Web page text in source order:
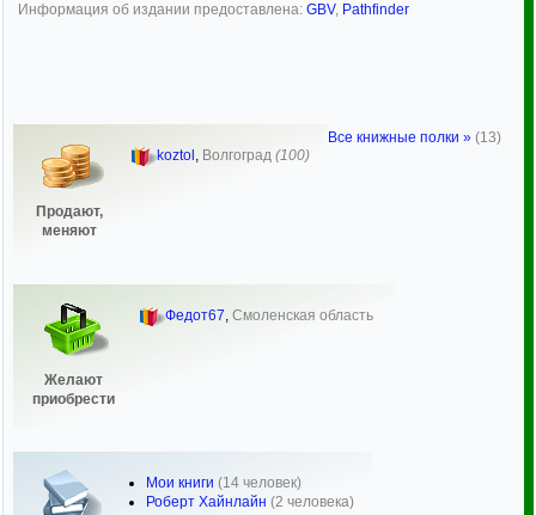
Информация об издании предоставлена: GBV, Pathfinder
Продают,
меняют
koztol , Волгоград (100)
Желают
приобрести
Федот67, Смоленская область
Мои книги (14 человек)
Роберт Хайнлайн (2 человека)
Все книжные полки » (13)